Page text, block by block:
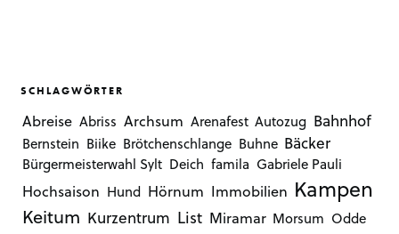
SCHLAGWÖRTER
Abreise Abriss Archsum Arenafest Autozug Bahnhof
Bernstein Biike Brötchenschlange Buhne Bäcker
Bürgermeisterwahl Sylt Deich famila Gabriele Pauli
Hochsaison Hund Hörnum Immobilien Kampen
Keitum Kurzentrum List Miramar Morsum Odde